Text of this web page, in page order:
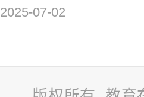
2025-07-02